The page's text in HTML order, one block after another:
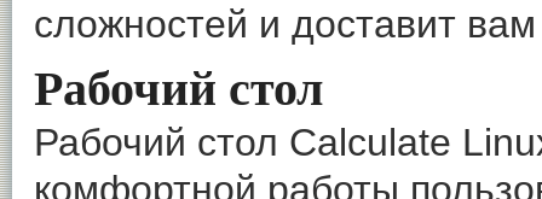
сложностей и доставит
Рабочий стол
Рабочий стол Calculate
комфортной работы